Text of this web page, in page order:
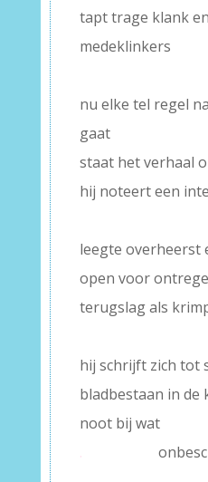
tapt trage klank
medeklinkers
nu elke tel regel
gaat
staat het verhaal
hij noteert een
leegte overheerst
open voor
terugslag als
hij schrijft zich tot
bladbestaan in de
noot bij wat
.